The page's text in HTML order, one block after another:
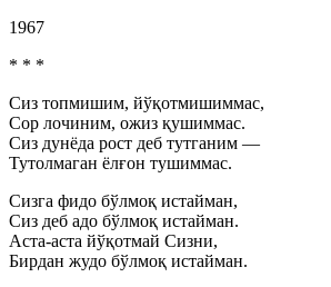
1967
* * *
Сиз топмишим, йўқотмишиммас,
Сор лочиним, ожиз қушиммас.
Сиз дунёда рост деб тутганим —
Тутолмаган ёлғон тушиммас.
Сизга фидо бўлмоқ истайман,
Сиз деб адо бўлмоқ истайман.
Аста-аста йўқотмай Сизни,
Бирдан жудо бўлмоқ истайман.